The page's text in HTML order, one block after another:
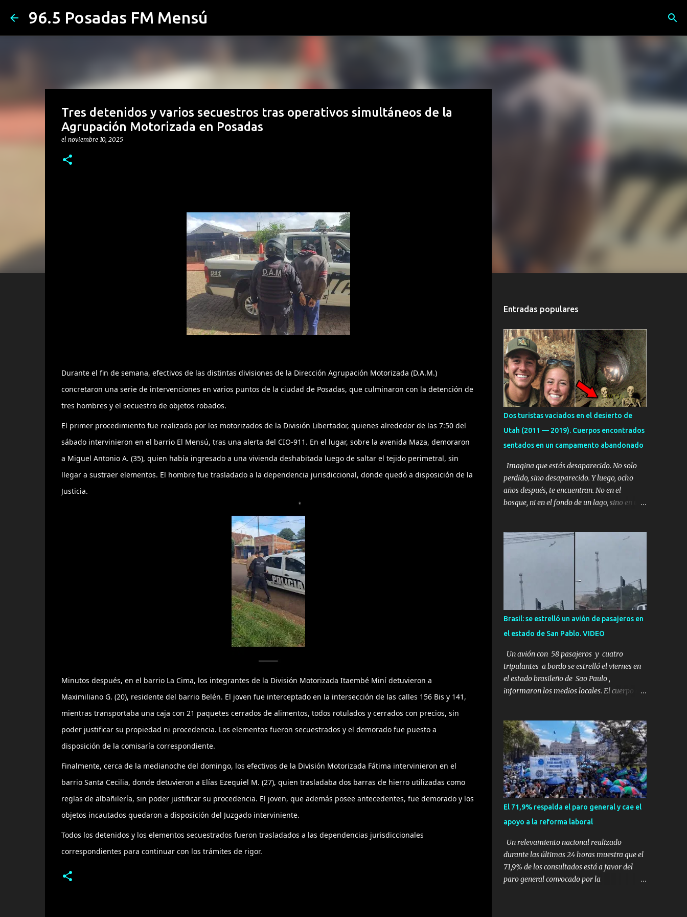
96.5 Posadas FM Mensú
Tres detenidos y varios secuestros tras operativos simultáneos de la
Agrupación Motorizada en Posadas
el noviembre 10, 2025
Durante el fin de semana, efectivos de las distintas divisiones de la Dirección Agrupación Motorizada (D.A.M.)
concretaron una serie de intervenciones en varios puntos de la ciudad de Posadas, que culminaron con la detención de
tres hombres y el secuestro de objetos robados.
El primer procedimiento fue realizado por los motorizados de la División Libertador, quienes alrededor de las 7:50 del
sábado intervinieron en el barrio El Mensú, tras una alerta del CIO-911. En el lugar, sobre la avenida Maza, demoraron
a Miguel Antonio A. (35), quien había ingresado a una vivienda deshabitada luego de saltar el tejido perimetral, sin
llegar a sustraer elementos. El hombre fue trasladado a la dependencia jurisdiccional, donde quedó a disposición de la
Justicia.
Minutos después, en el barrio La Cima, los integrantes de la División Motorizada Itaembé Miní detuvieron a
Maximiliano G. (20), residente del barrio Belén. El joven fue interceptado en la intersección de las calles 156 Bis y 141,
mientras transportaba una caja con 21 paquetes cerrados de alimentos, todos rotulados y cerrados con precios, sin
poder justificar su propiedad ni procedencia. Los elementos fueron secuestrados y el demorado fue puesto a
disposición de la comisaría correspondiente.
Finalmente, cerca de la medianoche del domingo, los efectivos de la División Motorizada Fátima intervinieron en el
barrio Santa Cecilia, donde detuvieron a Elías Ezequiel M. (27), quien trasladaba dos barras de hierro utilizadas como
reglas de albañilería, sin poder justificar su procedencia. El joven, que además posee antecedentes, fue demorado y los
objetos incautados quedaron a disposición del Juzgado interviniente.
Todos los detenidos y los elementos secuestrados fueron trasladados a las dependencias jurisdiccionales
correspondientes para continuar con los trámites de rigor.
Entradas populares
Dos turistas vaciados en el desierto de
Utah (2011 — 2019). Cuerpos encontrados
sentados en un campamento abandonado
Imagina que estás desaparecido. No solo
perdido, sino desaparecido. Y luego, ocho
años después, te encuentran. No en el
bosque, ni en el fondo de un lago, sino en una
querido. Parece que simplemente te has
quedado dormido, pero estás muerto, con los
huesos de las piernas rotos. Esta no es una
historia de monstruos de película. Esta es la
historia real de Sarah y Andrew. Es la
historia de cómo un viaje de tres días al
desierto se convirtió en un misterio de ocho
años, cuya respuesta resultó ser más
aterradora de lo que nadie podría haber
imaginado. Esta historia comenzó en 2011.
Sarah y Andrew eran una pareja normal de
Colorado. Ella tenía 26 años. Él, 28. No eran
aficionados a los deportes extremos ni
querían pasar un fin de semana lejos de la
ciudad. Su plan era de lo más sencillo. Tomar
su viejo pero confiable auto, con...
Brasil: se estrelló un avión de pasajeros en
el estado de San Pablo. VIDEO
Un avión con 58 pasajeros y cuatro
tripulantes a bordo se estrelló el viernes en
el estado brasileño de Sao Paulo ,
informaron los medios locales. El cuerpo de
medio local G1, en el complejo residencial
Recanto Florido. video; La cadena de
televisión brasileña GloboNews mostró
imágenes de una gran zona en llamas y
humo saliendo de un aparente fuselaje del
avión. Otras imágenes de GloboNews
mostraban un avión que descendía
verticalmente en espiral mientras que un
usuario compartió las llamas y la densa
humareda negra que salían de la nave, que
se había estrellado a metros de su casa,
entre los árboles. Según confirmó la
aerolínea, Voepass Linhas Aéreas, se trataba
El 71,9% respalda el paro general y cae el
apoyo a la reforma laboral
Un relevamiento nacional realizado
durante las últimas 24 horas muestra que el
71,9% de los consultados está a favor del
paro general convocado por la